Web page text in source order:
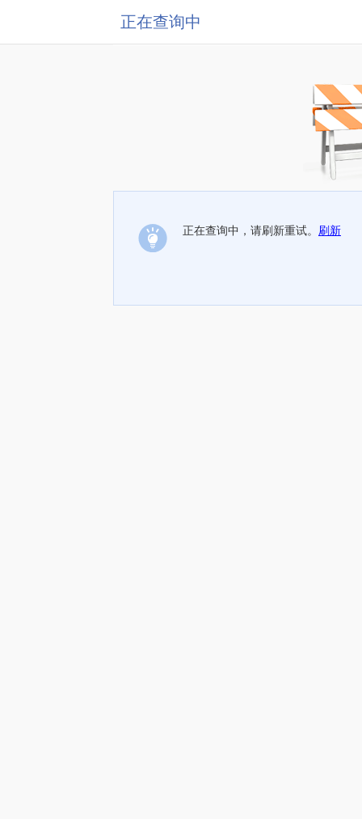
正在查询中
正在查询中，请刷新重试。 刷新